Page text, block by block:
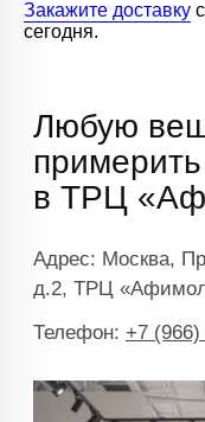
Закажите доставку
сегодня.